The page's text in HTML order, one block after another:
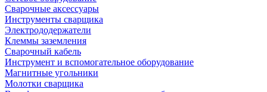
Сварочные аксессуары
Инструменты сварщика
Электрододержатели
Клеммы заземления
Сварочный кабель
Инструмент и вспомогательное оборудование
Магнитные угольники
Молотки сварщика